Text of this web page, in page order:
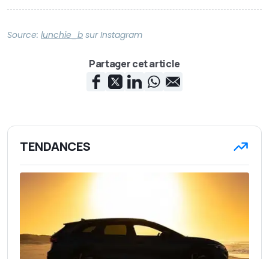
Source: lunchie_b surInstagram
Partager cet article
TENDANCES